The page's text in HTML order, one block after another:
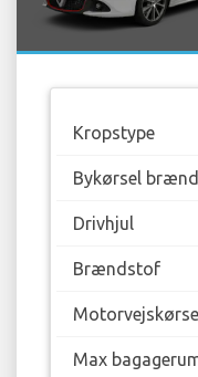
Kropstype
Bykørsel
Drivhjul
Brændstof
Max